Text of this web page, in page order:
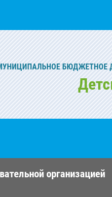
БЮДЖЕТНОЕ
организацией